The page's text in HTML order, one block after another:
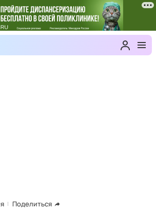
Поделиться